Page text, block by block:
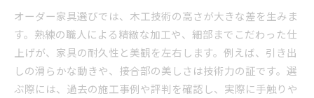
オーダー家具選びでは、木工技術の高さが大きな差を生みま
す。熟練の職人による精緻な加工や、細部までこだわった仕
上げが、家具の耐久性と美観を左右します。例えば、引き出
しの滑らかな動きや、接合部の美しさは技術力の証です。選
ぶ際には、過去の施工事例や評判を確認し、実際に手触りや